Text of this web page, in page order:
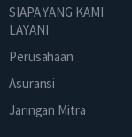
SIAPA YANG KAMI
LAYANI
Perusahaan
Asuransi
Jaringan Mitra